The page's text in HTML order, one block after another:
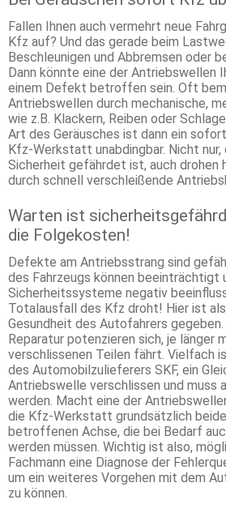
Fallen Ihnen auch vermehrt neue
Kfz auf? Und das gerade beim
Beschleunigen und Abbremsen oder
Dann könnte eine der Antriebswellen
einem Defekt betroffen sein. Oft
Antriebswellen durch mechanische,
wie z.B. Klackern, Reiben oder
Art des Geräusches ist dann ein
Kfz-Werkstatt unabdingbar. Nicht nur,
Sicherheit gefährdet ist, auch drohen
durch schnell verschleißende
Warten ist
die Folgekosten!
Defekte am Antriebsstrang sind
des Fahrzeugs können beeinträchtigt
Sicherheitssysteme negativ
Totalausfall des Kfz droht! Hier ist
Gesundheit des Autofahrers
Reparatur potenzieren sich, je länger
verschlissenen Teilen fährt. Vielfach
des Automobilzulieferers SKF, ein
Antriebswelle verschlissen und muss
werden. Macht eine der
die Kfz-Werkstatt grundsätzlich
betroffenen Achse, die bei Bedarf
werden müssen. Wichtig ist also,
Fachmann eine Diagnose der
um ein weiteres Vorgehen mit dem
zu können.